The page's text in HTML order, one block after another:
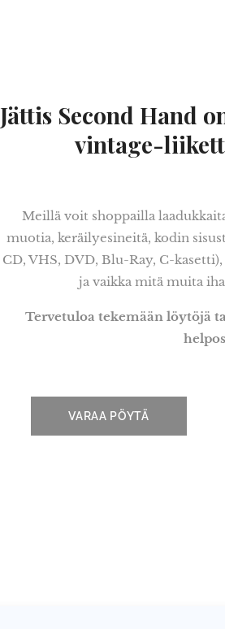
Jättis Second Hand
vintage-
Meillä voit shoppailla
muotia, keräilyesineitä, kodin
CD, VHS, DVD, Blu-Ray, C-
ja vaikka mitä muita
Tervetuloa tekemään löytöjä
VARAA PÖYTÄ